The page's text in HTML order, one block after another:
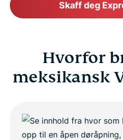
Skaff deg
Hvorfor
meksikansk